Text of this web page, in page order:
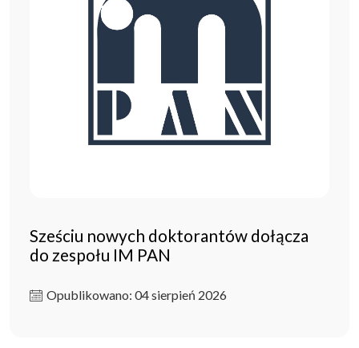
Sześciu nowych doktorantów dołącza
do zespołu IM PAN
Opublikowano: 04 sierpień 2026